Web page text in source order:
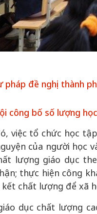
pháp đề nghị thành
công bố số lượng
việc tổ chức học
của người học
lượng giáo dục
thực hiện công
kết chất lượng để xã
dục chất lượng
50 năm Việt Nam gia
nhập UNESCO: Khơi
tạo | Kỳ 3: Hội nhập
quốc tế bằng bản lĩnh
Việt Nam